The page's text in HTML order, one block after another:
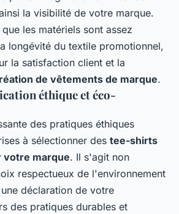
la visibilité de votre marque.
les matériels sont assez
longévité du textile promotionnel,
la satisfaction client et la
de vêtements de marque.
éthique et éco-
des pratiques éthiques
à sélectionner des tee-shirts
votre marque. Il s'agit non
respectueux de l'environnement
déclaration de votre
des pratiques durables et